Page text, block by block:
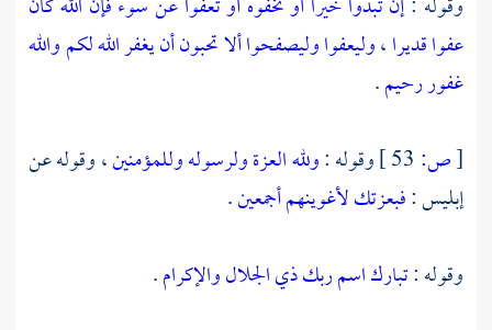
عفوا قديرا،وليعفوا وليصفحوا ألا تحبون أن يغفر الله لكم والله
غفور رحيم.
[ص: وقوله :ولله العزة ولرسوله وللمؤمنين، وقوله عن
إبليس :فبعزتك لأغوينهم أجمعين.
وقوله :تبارك اسم ربك ذي الجلال والإكرام.